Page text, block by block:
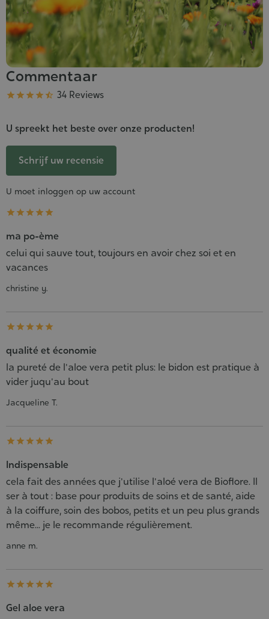
Commentaar
Kwaliteit
     34 Reviews
U spreekt het beste over onze producten!
Schrijf uw recensie
U moet inloggen op uw account
    
ma po-ème
celui qui sauve tout, toujours en avoir chez soi et en
vacances
christine y.
    
qualité et économie
la pureté de l'aloe vera petit plus: le bidon est pratique à
vider juqu'au bout
Jacqueline T.
    
Indispensable
cela fait des années que j'utilise l'aloé vera de Bioflore. Il
ser à tout : base pour produits de soins et de santé, aide
à la coiffure, soin des bobos, petits et un peu plus grands
même... je le recommande régulièrement.
anne m.
    
Gel aloe vera